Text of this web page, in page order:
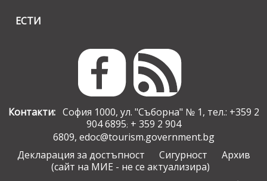
ЕСТИ
Контакти:София 1000, ул. "Съборна" № 1, тел.: +359 2
904 6895; + 359 2 904
6809, edoc@tourism.government.bg
Декларация за достъпност
Сигурност
Архив
(сайт на МИЕ - не се актуализира)